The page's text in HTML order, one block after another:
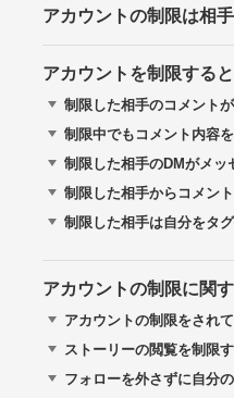
アカウントの制限は相
アカウントを制限する
制限した相手のコメント
制限中でもコメント内容
制限した相手のDMがメッ
制限した相手からコメン
制限した相手は自分をタ
アカウントの制限に関
アカウントの制限をされ
ストーリーの閲覧を制限
フォローを外さずに自分